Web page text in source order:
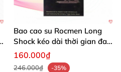
Bao cao su Rocmen Long
Shock kéo dài thời gian đa
tính năng 12 cái
160.000₫
246.000₫
-35%